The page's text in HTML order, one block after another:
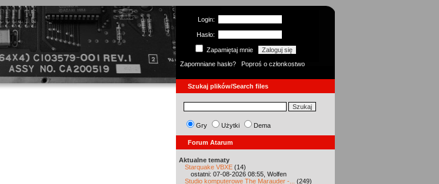
Login:
Hasło:
Zapamiętaj mnie
Zapomniane hasło?
Poproś o członkostwo
Szukaj plików/Search files
Gry Użytki Dema
Forum Atarum
Aktualne tematy
Starquake VBXE (14)
ostatni: 07-08-2026 08:55, Wolfen
Studio komputerowe The Marauder -...
(249)